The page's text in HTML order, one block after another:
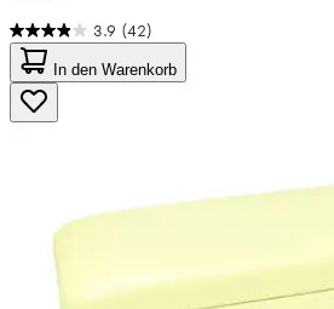
3.9 (42)
3.9
von
5
Sternen.
42
In den Warenkorb